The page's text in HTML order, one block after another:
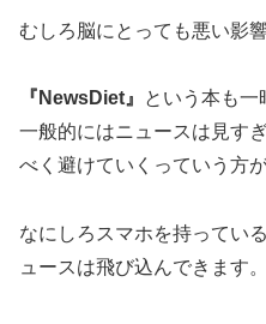
むしろ脳にとっても悪い影
『NewsDiet』
という本も一
一般的にはニュースは見す
べく避けていくっていう方
なにしろスマホを持ってい
ュースは飛び込んできます。